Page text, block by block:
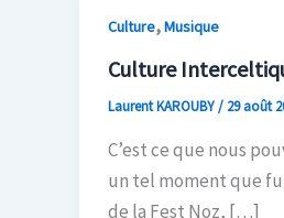
Culture,Musique
Culture
Laurent KAROUBY/ 29 août
C’est ce que nous
un tel moment que
de la Fest Noz, […]